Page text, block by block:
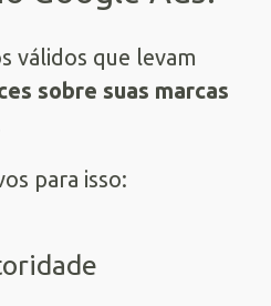
válidos que levam
sobre suas marcas
para isso: